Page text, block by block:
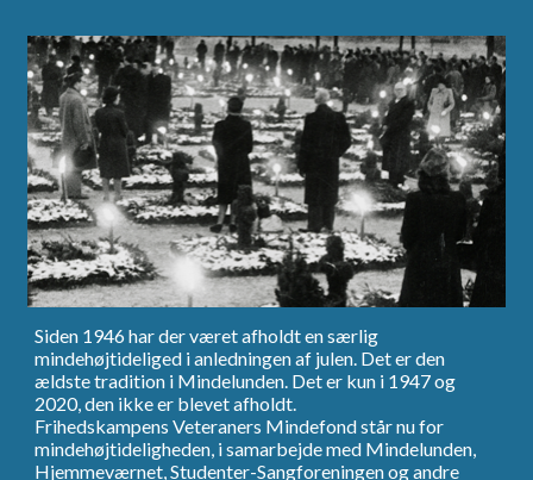
Siden 1946 har der været afholdt en særlig
mindehøjtideliged i anledningen af julen. Det er den
ældste tradition i Mindelunden. Det er kun i 1947 og
2020, den ikke er blevet afholdt.
Frihedskampens Veteraners Mindefond står nu for
mindehøjtideligheden, i samarbejde med Mindelunden,
Hjemmeværnet, Studenter-Sangforeningen og andre